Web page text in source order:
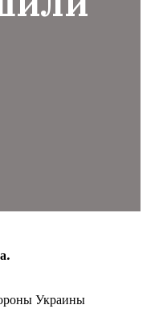
Украины